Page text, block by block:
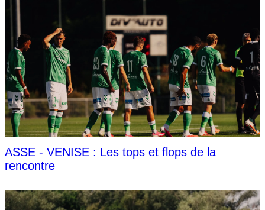
ASSE - VENISE : Les tops et flops de la
rencontre